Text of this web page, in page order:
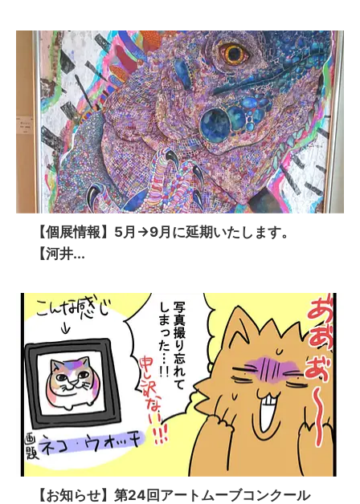
【個展情報】5月→9月に延期いたします。
【河井...
【お知らせ】第24回アートムーブコンクール